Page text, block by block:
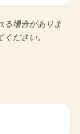
る場合がありま
ださい。